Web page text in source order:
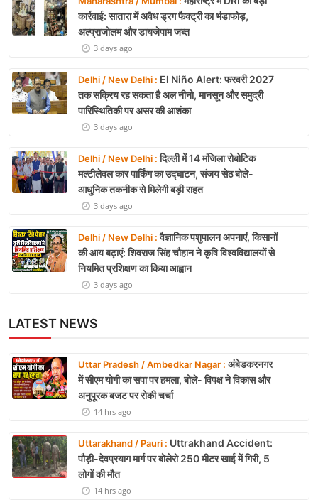
कार्रवाई: सातारा में अवैध ड्रग फैक्ट्री का भंडाफोड़,
अल्प्राजोलम और डायजेपाम जब्त
3 days ago
Delhi / New Delhi : El Niño Alert: फरवरी 2027
तक सक्रिय रह सकता है अल नीनो, मानसून और समुद्री
पारिस्थितिकी पर असर की आशंका
3 days ago
Delhi / New Delhi :दिल्ली में 14 मंजिला रोबोटिक
मल्टीलेवल कार पार्किंग का उद्घाटन, संजय सेठ बोले-
आधुनिक तकनीक से मिलेगी बड़ी राहत
3 days ago
Delhi / New Delhi :वैज्ञानिक पशुपालन अपनाएं, किसानों
की आय बढ़ाएं: शिवराज सिंह चौहान ने कृषि विश्वविद्यालयों से
नियमित प्रशिक्षण का किया आह्वान
3 days ago
LATEST NEWS
Uttar Pradesh / Ambedkar Nagar : अंबेडकरनगर
में सीएम योगी का सपा पर हमला, बोले- विपक्ष ने विकास और
अनुपूरक बजट पर रोकी चर्चा
14 hrs ago
Uttarakhand / Pauri : Uttrakhand Accident:
पौड़ी-देवप्रयाग मार्ग पर बोलेरो 250 मीटर खाई में गिरी, 5
लोगों की मौत
14 hrs ago